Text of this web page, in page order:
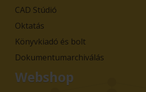
CAD Stúdió
Oktatás
Könyvkiadó és bolt
Dokumentumarchiválás
Webshop